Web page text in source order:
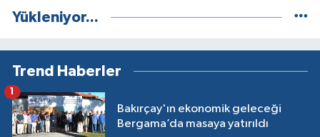
Yükleniyor...
Trend Haberler
Bakırçay'ın ekonomik geleceği
Bergama’da masaya yatırıldı
1